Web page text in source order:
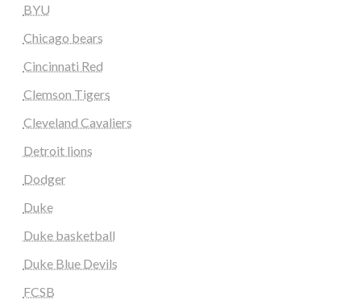
BYU
Chicago bears
Cincinnati Red
Clemson Tigers
Cleveland Cavaliers
Detroit lions
Dodger
Duke
Duke basketball
Duke Blue Devils
FCSB